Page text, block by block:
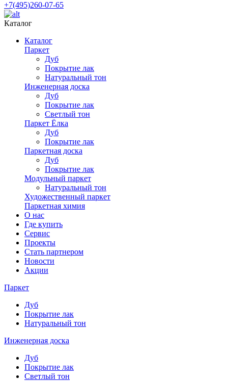
+7(495)260-07-65
Каталог
Каталог
Паркет
Дуб
Покрытие лак
Натуральный тон
Инженерная доска
Дуб
Покрытие лак
Светлый тон
Паркет Ёлка
Дуб
Покрытие лак
Паркетная доска
Дуб
Покрытие лак
Модульный паркет
Натуральный тон
Художественный паркет
Паркетная химия
О нас
Где купить
Сервис
Проекты
Стать партнером
Новости
Акции
Паркет
Дуб
Покрытие лак
Натуральный тон
Инженерная доска
Дуб
Покрытие лак
Светлый тон